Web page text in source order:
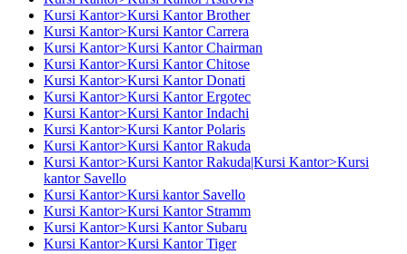
Kursi Kantor>Kursi Kantor Brother
Kursi Kantor>Kursi Kantor Carrera
Kursi Kantor>Kursi Kantor Chairman
Kursi Kantor>Kursi Kantor Chitose
Kursi Kantor>Kursi Kantor Donati
Kursi Kantor>Kursi Kantor Ergotec
Kursi Kantor>Kursi Kantor Indachi
Kursi Kantor>Kursi Kantor Polaris
Kursi Kantor>Kursi Kantor Rakuda
Kursi Kantor>Kursi Kantor Rakuda|Kursi Kantor>Kursi
kantor Savello
Kursi Kantor>Kursi kantor Savello
Kursi Kantor>Kursi Kantor Stramm
Kursi Kantor>Kursi Kantor Subaru
Kursi Kantor>Kursi Kantor Tiger